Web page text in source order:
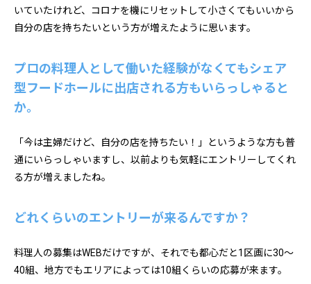
いていたけれど、コロナを機にリセットして小さくてもいいから
自分の店を持ちたいという方が増えたように思います。
プロの料理人として働いた経験がなくてもシェア
型フードホールに出店される方もいらっしゃると
か。
「今は主婦だけど、自分の店を持ちたい！」というような方も普
通にいらっしゃいますし、以前よりも気軽にエントリーしてくれ
る方が増えましたね。
どれくらいのエントリーが来るんですか？
料理人の募集はWEBだけですが、それでも都心だと1区画に30～
40組、地方でもエリアによっては10組くらいの応募が来ます。